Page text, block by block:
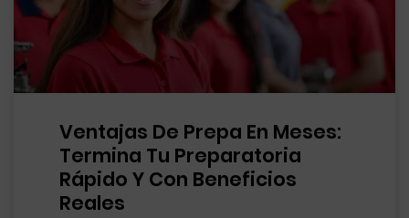
Ventajas De Prepa En Meses:
Termina Tu Preparatoria
Rápido Y Con Beneficios
Reales